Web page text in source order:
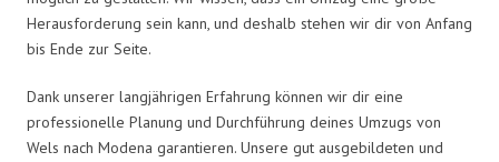
Herausforderung sein kann, und deshalb stehen wir dir von Anfang
bis Ende zur Seite.
Dank unserer langjährigen Erfahrung können wir dir eine
professionelle Planung und Durchführung deines Umzugs von
Wels nach Modena garantieren. Unsere gut ausgebildeten und